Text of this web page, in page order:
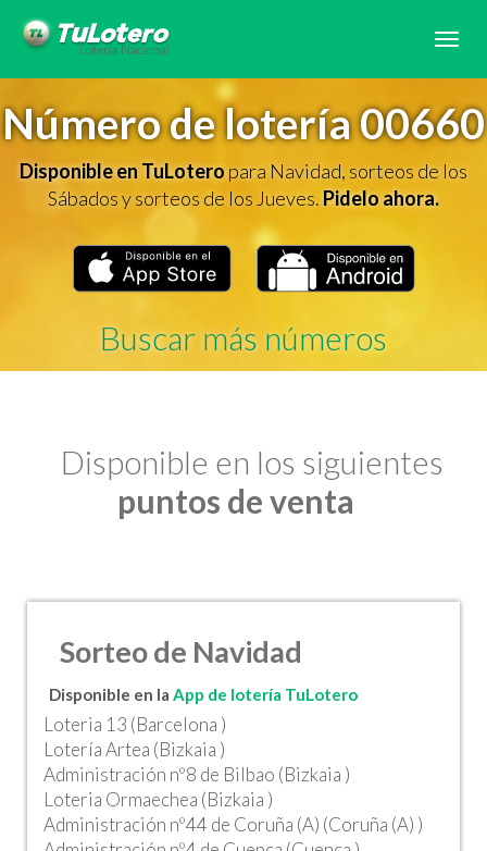
Número de lotería 00660
Disponible en TuLoteropara Navidad, sorteos de los
Sábados y sorteos de los Jueves.Pidelo ahora.
Buscar más números
Disponible en los siguientes
puntos de venta
Sorteo de Navidad
Disponible en la App de lotería TuLotero
Loteria 13 (Barcelona )
Lotería Artea (Bizkaia )
Administración nº8 de Bilbao (Bizkaia )
Loteria Ormaechea (Bizkaia )
Administración nº44 de Coruña (A) (Coruña (A) )